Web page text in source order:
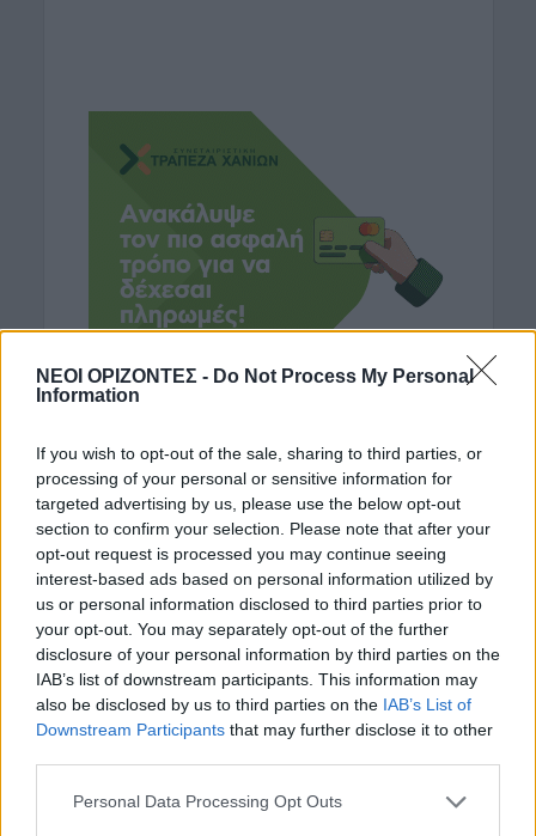
ΝΕΟΙ ΟΡΙΖΟΝΤΕΣ - Do Not Process My Personal
Information
If you wish to opt-out of the sale, sharing to third parties, or
processing of your personal or sensitive information for
targeted advertising by us, please use the below opt-out
section to confirm your selection. Please note that after your
opt-out request is processed you may continue seeing
interest-based ads based on personal information utilized by
us or personal information disclosed to third parties prior to
your opt-out. You may separately opt-out of the further
disclosure of your personal information by third parties on the
IAB’s list of downstream participants. This information may
also be disclosed by us to third parties on the IAB’s List of
Downstream Participants that may further disclose it to other
Personal Data Processing Opt Outs
ΡΟΗ ΕΙΔΗΣΕΩΝ
ΓΕΎΣΗ - ΨΥΧΑΓΩΓΊΑ • ΔΉΜΟΣ ΠΛΑΤΑΝΙΆ
Βούβες: Διήμερη γιορτή κρασιού με
Ζωιδάκη, Τζουγανάκη και δωρεάν
κρασί!
7 Αυγούστου 2026 08:08
ΑΘΛΗΤΙΚΑ
Europa League: Η Άντερλεχτ νίκησε 1-0
τον ΠΑΟΚ στην Τούμπα κι όλα θα
κριθούν στις Βρυξέλλες
ΕΝΔΙΑΦΕΡΟΝΤΑ